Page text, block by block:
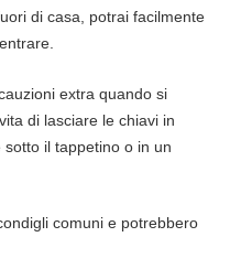
di casa, potrai facilmente
extra quando si
di lasciare le chiavi in
il tappetino o in un
comuni e potrebbero